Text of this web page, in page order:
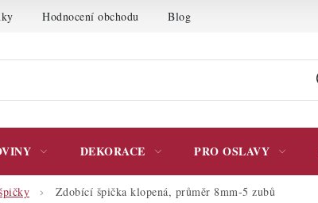
Hodnocení obchodu Blog
DEKORACE PRO OSLAVY
Zdobící špička klopená, průměr 8mm-5 zubů